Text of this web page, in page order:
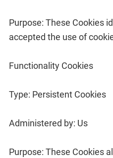
Purpose: These Cookies
accepted the use of
Functionality Cookies
Type: Persistent Cookies
Administered by: Us
Purpose: These Cookies